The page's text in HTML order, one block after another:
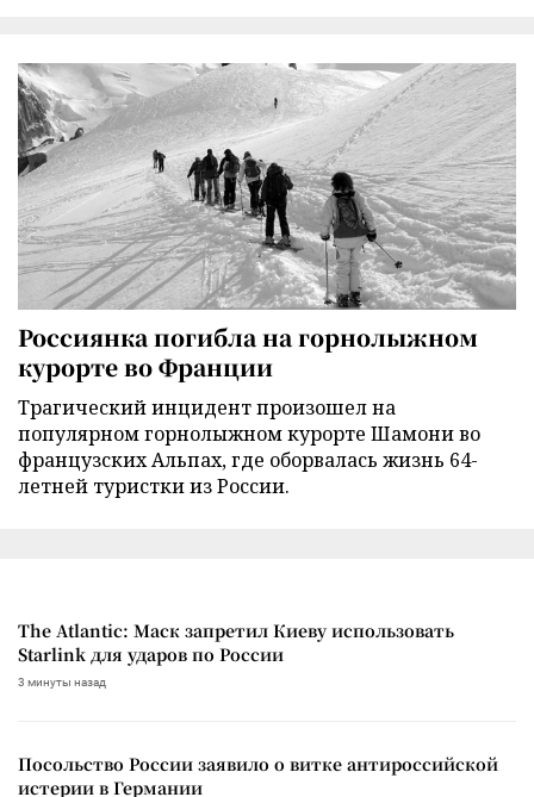
Россиянка погибла на горнолыжном
курорте во Франции
Трагический инцидент произошел на
популярном горнолыжном курорте Шамони во
французских Альпах, где оборвалась жизнь 64-
летней туристки из России.
The Atlantic: Маск запретил Киеву использовать
Starlink для ударов по России
3 минуты назад
Посольство России заявило о витке антироссийской
истерии в Германии